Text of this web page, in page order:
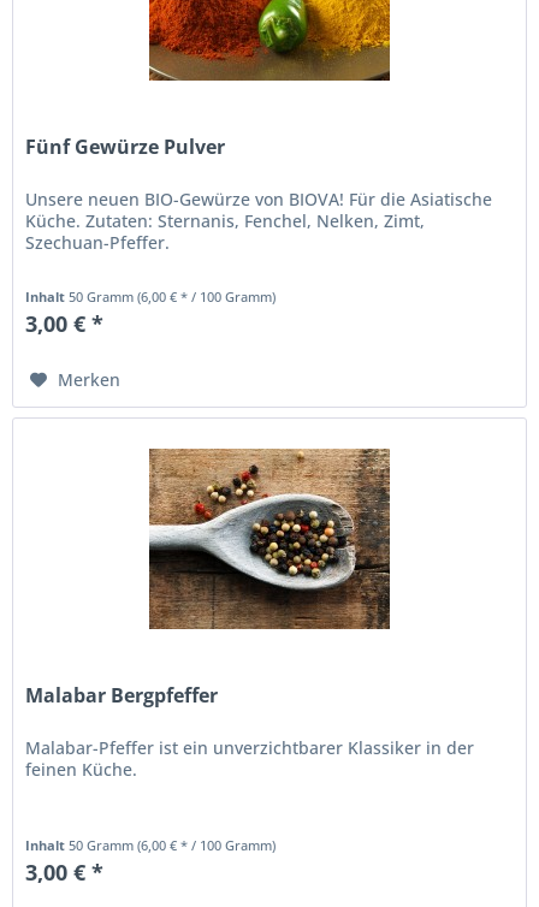
Fünf Gewürze Pulver
Unsere neuen BIO-Gewürze von BIOVA! Für die Asiatische
Küche. Zutaten: Sternanis, Fenchel, Nelken, Zimt,
Szechuan-Pfeffer.
Inhalt 50 Gramm(6,00 € * / 100 Gramm)
3,00 € *
Merken
Malabar Bergpfeffer
Malabar-Pfeffer ist ein unverzichtbarer Klassiker in der
feinen Küche.
Inhalt50 Gramm(6,00 € * / 100 Gramm)
3,00 € *